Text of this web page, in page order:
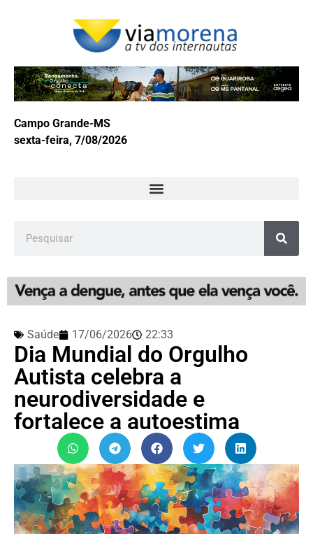
Campo Grande-MS
sexta-feira, 7/08/2026
Saúde 17/06/2026 22:33
Dia Mundial do Orgulho
Autista celebra a
neurodiversidade e
fortalece a autoestima